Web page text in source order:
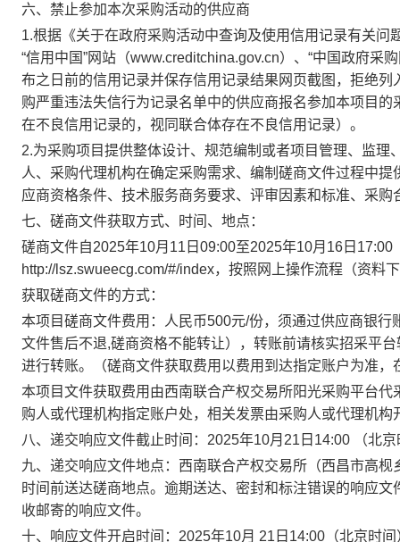
六、禁止参加本次采购活动的供应商
1.根据《关于在政府采购活动中查询及使用信用记录有关
“信用中国”网站（www.creditchina.gov.cn）、“中国政府采
布之日前的信用记录并保存信用记录结果网页截图，拒绝
购严重违法失信行为记录名单中的供应商报名参加本项目
在不良信用记录的，视同联合体存在不良信用记录）。
2.为采购项目提供整体设计、规范编制或者项目管理、监
人、采购代理机构在确定采购需求、编制磋商文件过程中
应商资格条件、技术服务商务要求、评审因素和标准、采
七、磋商文件获取方式、时间、地点：
磋商文件自2025年10月 11 日 09:00至2025年10月 16 日 17:00
http://lsz.swueecg.com/#/index，按照网上操作流程（资料
获取磋商文件的方式：
本项目磋商文件费用：人民币500元/份，须通过供应商银行
文件售后不退,磋商资格不能转让），转账前请核实招采平台
进行转账。（磋商文件获取费用以费用到达指定账户为准
本项目文件获取费用由西南联合产权交易所阳光采购平台
购人或代理机构指定账户处，相关发票由采购人或代理机构
八、递交响应文件截止时间： 2025年10月 21 日 14:00
（北
九、递交响应文件地点： 西南联合产权交易所（西昌市高枧
时间前送达磋商地点。逾期送达、密封和标注错误的响应
收邮寄的响应文件。
十、响应文件开启时间： 2025年10月 21 日 14:00 （北京时